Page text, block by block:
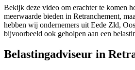
Bekijk deze video om erachter te komen
meerwaarde bieden in Retranchement,
hebben wij ondernemers uit Eede Zld,
bijvoorbeeld ook geholpen aan een
Belastingadviseur in